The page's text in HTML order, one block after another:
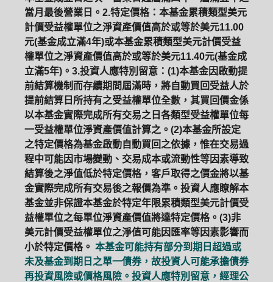
當月最後營業日。2.特定價格：本基金累積類型美元
計價受益權單位之淨資產價值高於或等於美元11.00
元(基金成立滿4年)或本基金累積類型美元計價受益
權單位之淨資產價值高於或等於美元11.40元(基金成
立滿5年)。3.投資人應特別留意：(1)本基金因啟動提
前結算機制而存續期間屆滿時，將自動買回受益人於
提前結算日所持有之受益權單位全數，其買回價金係
以本基金實際完成所有交易之日各類型受益權單位每
一受益權單位淨資產價值計算之。(2)本基金所設定
之特定價格為基金啟動自動買回之依據，惟在交易過
程中可能因市場變動、交易成本或流動性等因素導致
結算後之淨值低於特定價格，客戶取得之價金將以基
金實際完成所有交易後之報價為準。投資人應瞭解本
基金並非保證本基金於特定年限累積類型美元計價受
益權單位之每單位淨資產價值將達特定價格。(3)非
美元計價受益權單位之淨值可能因匯率等因素影響而
小於特定價格。 本基金可能持有部分到期日超過或
未及基金到期日之單一債券，故投資人可能承擔債券
再投資風險或價格風險。投資人應特別留意，經理公